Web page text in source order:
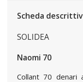
Scheda
SOLIDEA
Naomi 70
Collant 70 denari